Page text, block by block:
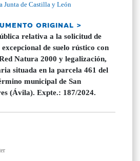
Junta de Castilla y León
ORIGINAL >
relativa a la solicitud de
de suelo rústico con
Natura 2000 y legalización,
situada en la parcela 461 del
municipal de San
(Ávila). Expte.: 187/2024.